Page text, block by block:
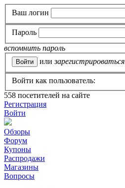
Ваш логин
Пароль
вспомнить пароль
или зарегистрироваться
Войти как пользователь:
558 посетителей на сайте
Регистрация
Войти
Обзоры
Форум
Купоны
Распродажи
Магазины
Вопросы